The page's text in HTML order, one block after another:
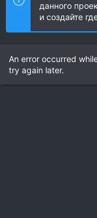
данного
и создайте
An error occurred
try again later.